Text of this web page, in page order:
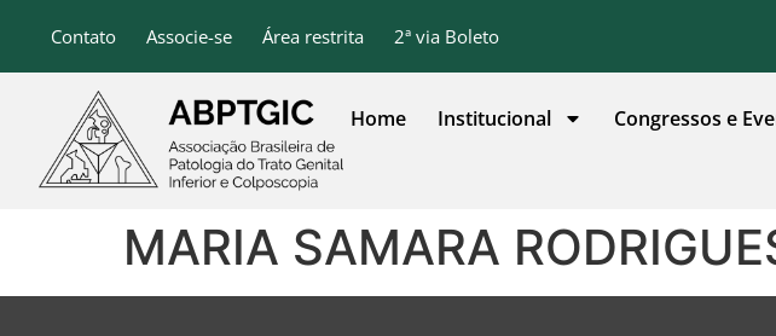
conteúdo
Contato Associe-se Área restrita 2ª via Boleto
Home Institucional Congressos e
MARIA SAMARA